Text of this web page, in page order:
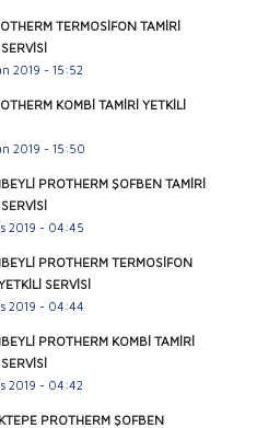
TERMOSİFON TAMİRİ
2019 - 15:52
KOMBİ TAMİRİ YETKİLİ
2019 - 15:50
PROTHERM ŞOFBEN TAMİRİ
2019 - 04:45
PROTHERM TERMOSİFON
SERVİSİ
2019 - 04:44
PROTHERM KOMBİ TAMİRİ
2019 - 04:42
PROTHERM ŞOFBEN